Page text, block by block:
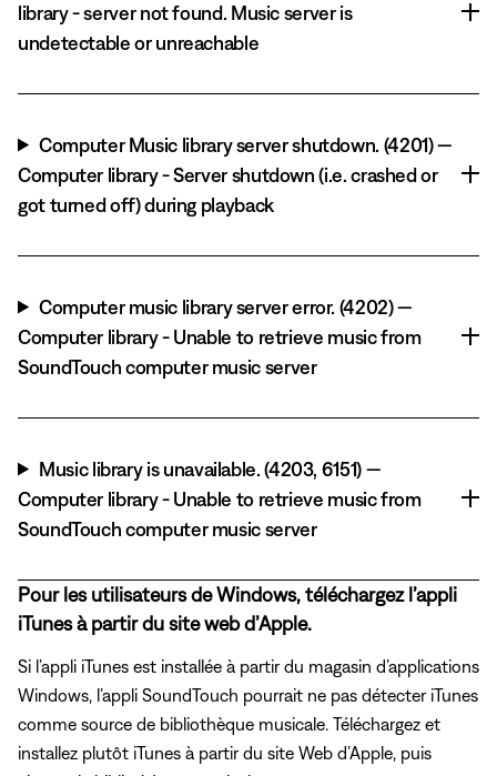
library - server not found. Music server is
undetectable or unreachable
Computer Music library server shutdown. (4201) —
Computer library - Server shutdown (i.e. crashed or
got turned off) during playback
Computer music library server error. (4202) —
Computer library - Unable to retrieve music from
SoundTouch computer music server
Music library is unavailable. (4203, 6151) —
Computer library - Unable to retrieve music from
SoundTouch computer music server
Pour les utilisateurs de Windows, téléchargez l’appli
iTunes à partir du site web d’Apple.
Si l’appli iTunes est installée à partir du magasin d’applications
Windows, l’appli SoundTouch pourrait ne pas détecter iTunes
comme source de bibliothèque musicale. Téléchargez et
installez plutôt iTunes à partir du site Web d’Apple, puis